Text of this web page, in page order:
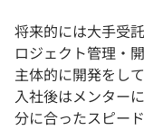
将来的には大手受
ロジェクト管理・
主体的に開発をし
入社後はメンター
分に合ったスピー